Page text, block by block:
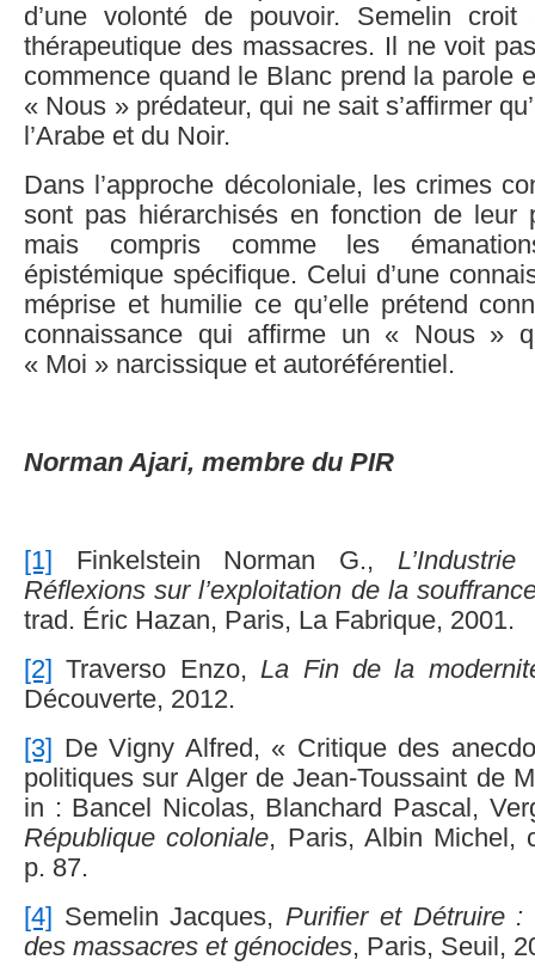
d’une volonté de pouvoir. Semelin
thérapeutique des massacres. Il ne voit
commence quand le Blanc prend la parole
« Nous » prédateur, qui ne sait s’affirmer
l’Arabe et du Noir.
Dans l’approche décoloniale, les crimes
sont pas hiérarchisés en fonction de leur
mais compris comme les
épistémique spécifique. Celui d’une
méprise et humilie ce qu’elle prétend
connaissance qui affirme un « Nous »
« Moi » narcissique et autoréférentiel.
Norman Ajari, membre du PIR
[1] Finkelstein Norman G.,
Réflexions sur l’exploitation de la
trad. Éric Hazan, Paris, La Fabrique, 2001.
[2] Traverso Enzo,La Fin de la
Découverte, 2012.
[3] De Vigny Alfred, « Critique des
politiques sur Alger de Jean-Toussaint de
in : Bancel Nicolas, Blanchard Pascal,
République coloniale, Paris, Albin Michel,
p. 87.
[4] Semelin Jacques,Purifier et Détruire :
des massacres et génocides, Paris, Seuil,